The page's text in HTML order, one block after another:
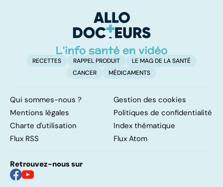
d'angine ?
RECETTES RAPPEL PRODUIT
LE MAG DE LA SANTÉ
CANCER
MÉDICAMENTS
Qui sommes-nous ?
Gestion des cookies
Mentions légales
Politiques de confidentialité
Charte d'utilisation
Index thématique
Flux RSS
Flux Atom
Retrouvez-nous sur